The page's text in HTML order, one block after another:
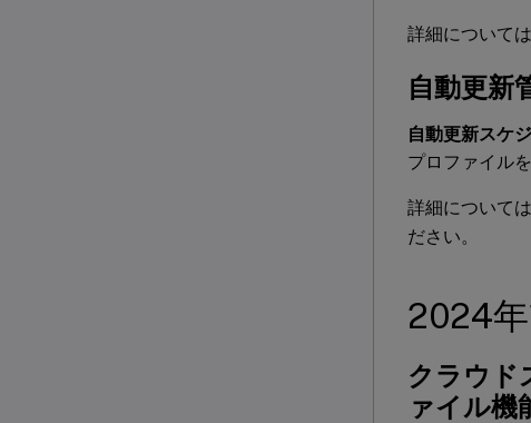
詳細について
自動更新
自動更新スケ
プロファイル
詳細について
ださい。
2024
クラウド
ァイル機